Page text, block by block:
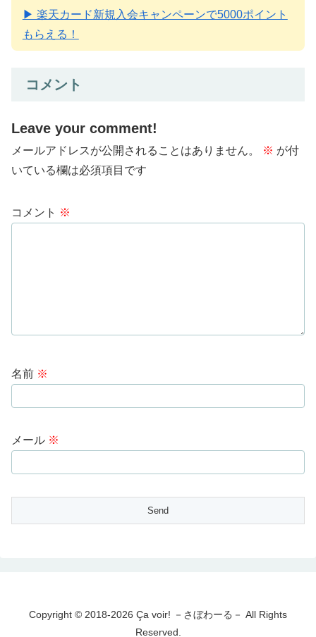
▶ 楽天カード新規入会キャンペーンで5000ポイント
もらえる！
コメント
Leave your comment!
メールアドレスが公開されることはありません。 ※ が付
いている欄は必須項目です
コメント ※
名前 ※
メール ※
Copyright © 2018-2026 Ça voir! －さぼわーる－ All Rights
Reserved.